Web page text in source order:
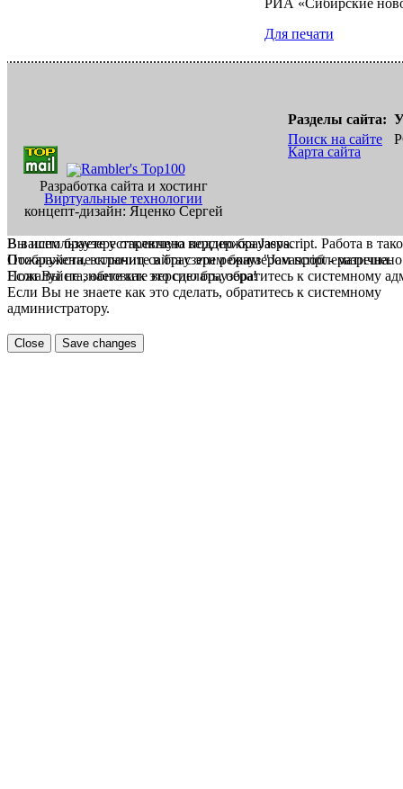
Для печати
Разработка сайта и хостинг
Виртуальные технологии
концепт-дизайн: Яценко Сергей
Разделы сайта:
Поиск на сайте
Карта сайта
В вашем браузере отключена поддержка Jasvscript. Работа в
Пожалуйста, включите в браузере режим "Javascript -
Если Вы не знаете как это сделать, обратитесь к системному
Вы используете устаревшую версию браузера.
Отображение страниц сайта с этим браузером проблематична.
Пожалуйста, обновите версию браузера!
Если Вы не знаете как это сделать, обратитесь к системному
администратору.
Close Save changes